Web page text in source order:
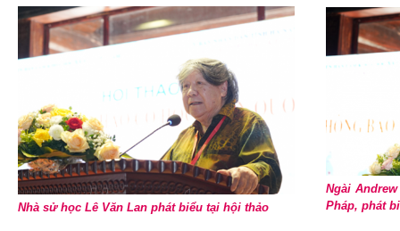
Nhà sử học Lê Văn Lan phát biểu tại hội thảo
Ngài
Pháp, phát